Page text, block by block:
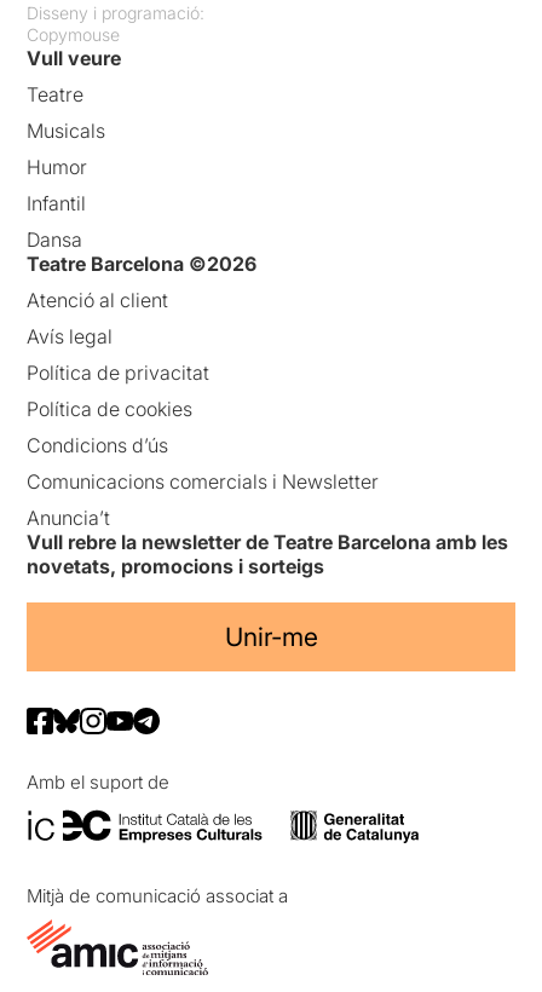
Disseny i programació:
Copymouse
Vull veure
Teatre
Musicals
Humor
Infantil
Dansa
Teatre Barcelona ©2026
Atenció al client
Avís legal
Política de privacitat
Política de cookies
Condicions d’ús
Comunicacions comercials i Newsletter
Anuncia’t
Vull rebre la newsletter de Teatre Barcelona amb les
novetats, promocions i sorteigs
Unir-me
Amb el suport de
Mitjà de comunicació associat a